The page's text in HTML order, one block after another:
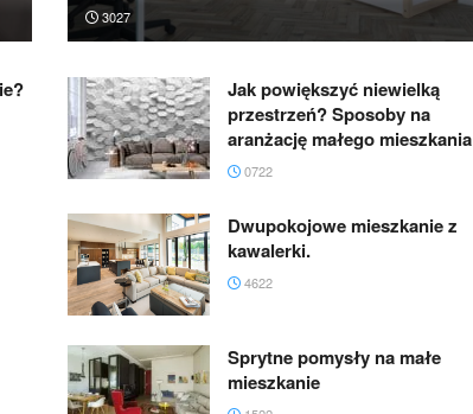
3027
Jak powiększyć niewielką
przestrzeń? Sposoby na
aranżację małego mieszkania
0722
Dwupokojowe mieszkanie z
kawalerki.
4622
Sprytne pomysły na małe
mieszkanie